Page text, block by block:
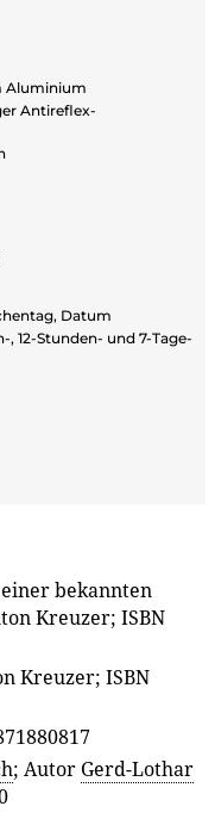
Aluminium
Antireflex-
Datum
12-Stunden- und 7-Tage-
bekannten
Kreuzer; ISBN
Kreuzer; ISBN
; Autor Gerd-Lothar